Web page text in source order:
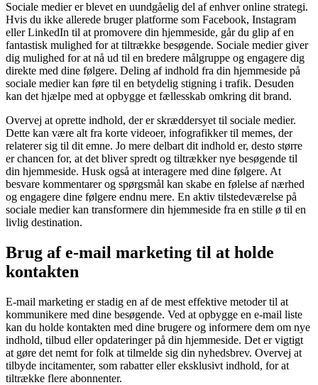
Sociale medier er blevet en uundgåelig del af enhver online strategi.
Hvis du ikke allerede bruger platforme som Facebook, Instagram
eller LinkedIn til at promovere din hjemmeside, går du glip af en
fantastisk mulighed for at tiltrække besøgende. Sociale medier giver
dig mulighed for at nå ud til en bredere målgruppe og engagere dig
direkte med dine følgere. Deling af indhold fra din hjemmeside på
sociale medier kan føre til en betydelig stigning i trafik. Desuden
kan det hjælpe med at opbygge et fællesskab omkring dit brand.
Overvej at oprette indhold, der er skræddersyet til sociale medier.
Dette kan være alt fra korte videoer, infografikker til memes, der
relaterer sig til dit emne. Jo mere delbart dit indhold er, desto større
er chancen for, at det bliver spredt og tiltrækker nye besøgende til
din hjemmeside. Husk også at interagere med dine følgere. At
besvare kommentarer og spørgsmål kan skabe en følelse af nærhed
og engagere dine følgere endnu mere. En aktiv tilstedeværelse på
sociale medier kan transformere din hjemmeside fra en stille ø til en
livlig destination.
Brug af e-mail marketing til at holde
kontakten
E-mail marketing er stadig en af de mest effektive metoder til at
kommunikere med dine besøgende. Ved at opbygge en e-mail liste
kan du holde kontakten med dine brugere og informere dem om nye
indhold, tilbud eller opdateringer på din hjemmeside. Det er vigtigt
at gøre det nemt for folk at tilmelde sig din nyhedsbrev. Overvej at
tilbyde incitamenter, som rabatter eller eksklusivt indhold, for at
tiltrække flere abonnenter.